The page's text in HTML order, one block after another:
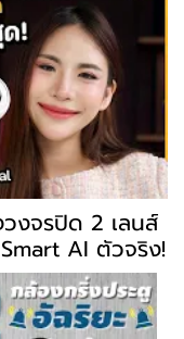
งจรปิด 2 เลนส์
AI ตัวจริง!